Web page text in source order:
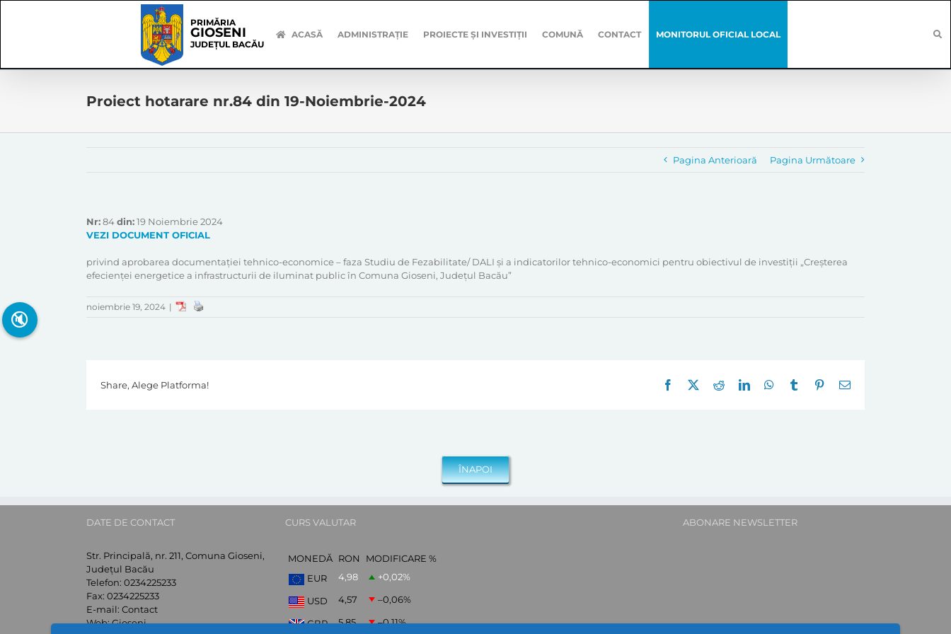
PRIMĂRIA
GIOSENI
JUDEȚUL BACĂU
ACASĂ ADMINISTRAȚIE PROIECTE ȘI INVESTIȚII COMUNĂ CONTACT MONITORUL OFICIAL LOCAL
Proiect hotarare nr.84 din 19-Noiembrie-2024
Pagina Anterioară Pagina Următoare
Nr:84din:19 Noiembrie 2024
VEZI DOCUMENT OFICIAL
privind aprobarea documentației tehnico-economice – faza Studiu de Fezabilitate/ DALI și a indicatorilor tehnico-economici pentru obiectivul de investiții „Creșterea
efecienței energetice a infrastructurii de iluminat public în Comuna Gioseni, Județul Bacău”
noiembrie 19, 2024 |
Share, Alege Platforma! Facebook RedditLinkedInWhatsApp
Tumblr Pinterest
E-
DATE DE CONTACT
Str. Principală, nr. 211, Comuna Gioseni,
Județul Bacău
Telefon: 0234225233
Fax: 0234225233
E-mail: Contact
Web:Gioseni
CURS VALUTAR
MONEDĂ RON
MODIFICARE %
EUR
4,98 +0,02%
USD 4,57 –0,06%
GBP 5,85 –0,11%
ABONARE NEWSLETTER
🔇